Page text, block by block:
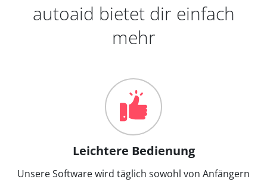
autoaid bietet dir einfach
mehr
Leichtere Bedienung
Unsere Software wird täglich sowohl von Anfängern